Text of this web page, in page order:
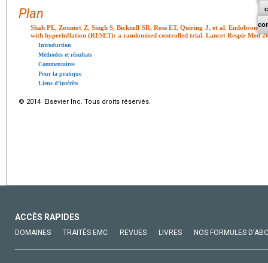
Plan
Shah PL, Zoumot Z, Singh S, Bicknell SR, Ross ET, Quiring J, et al.
with hyperinflation (RESET): a randomised controlled trial. Lancet Respir Med
Introduction
Méthodes et résultats
Commentaires
Pour la pratique
Liens d’intérêts
© 2014 Elsevier Inc. Tous droits réservés.
ACCÈS RAPIDES
DOMAINES TRAITÉS EMC REVUES LIVRES NOS FORMULES